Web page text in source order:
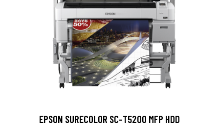
EPSON SURECOLOR SC-T5200 MFP HDD